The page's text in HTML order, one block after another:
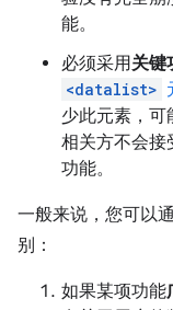
能。
必须采用关键
<datalist>
少此元素，
相关方不会接
功能。
一般来说，您可以
别：
如果某项功能